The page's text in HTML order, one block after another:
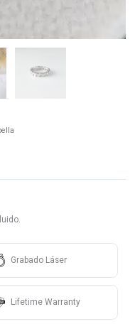
Grabado Láser
Lifetime Warranty